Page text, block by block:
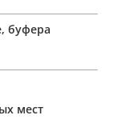
буфера
мест